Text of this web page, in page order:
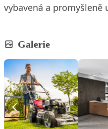
vybavená a promyšleně
Galerie